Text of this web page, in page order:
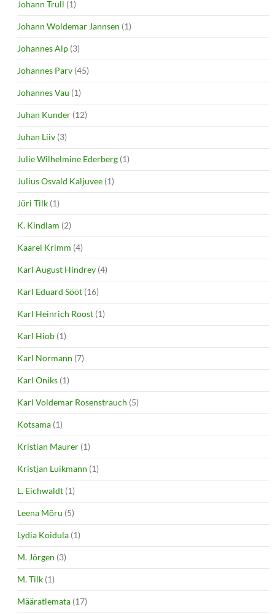
Johann Trull (1)
Johann Woldemar Jannsen (1)
Johannes Alp (3)
Johannes Parv (45)
Johannes Vau (1)
Juhan Kunder (12)
Juhan Liiv (3)
Julie Wilhelmine Ederberg (1)
Julius Osvald Kaljuvee (1)
Jüri Tilk (1)
K. Kindlam (2)
Kaarel Krimm (4)
Karl August Hindrey (4)
Karl Eduard Sööt (16)
Karl Heinrich Roost (1)
Karl Hiob (1)
Karl Normann (7)
Karl Oniks (1)
Karl Voldemar Rosenstrauch (5)
Kotsama (1)
Kristian Maurer (1)
Kristjan Luikmann (1)
L. Eichwaldt (1)
Leena Mõru (5)
Lydia Koidula (1)
M. Jörgen (3)
M. Tilk (1)
Määratlemata (17)